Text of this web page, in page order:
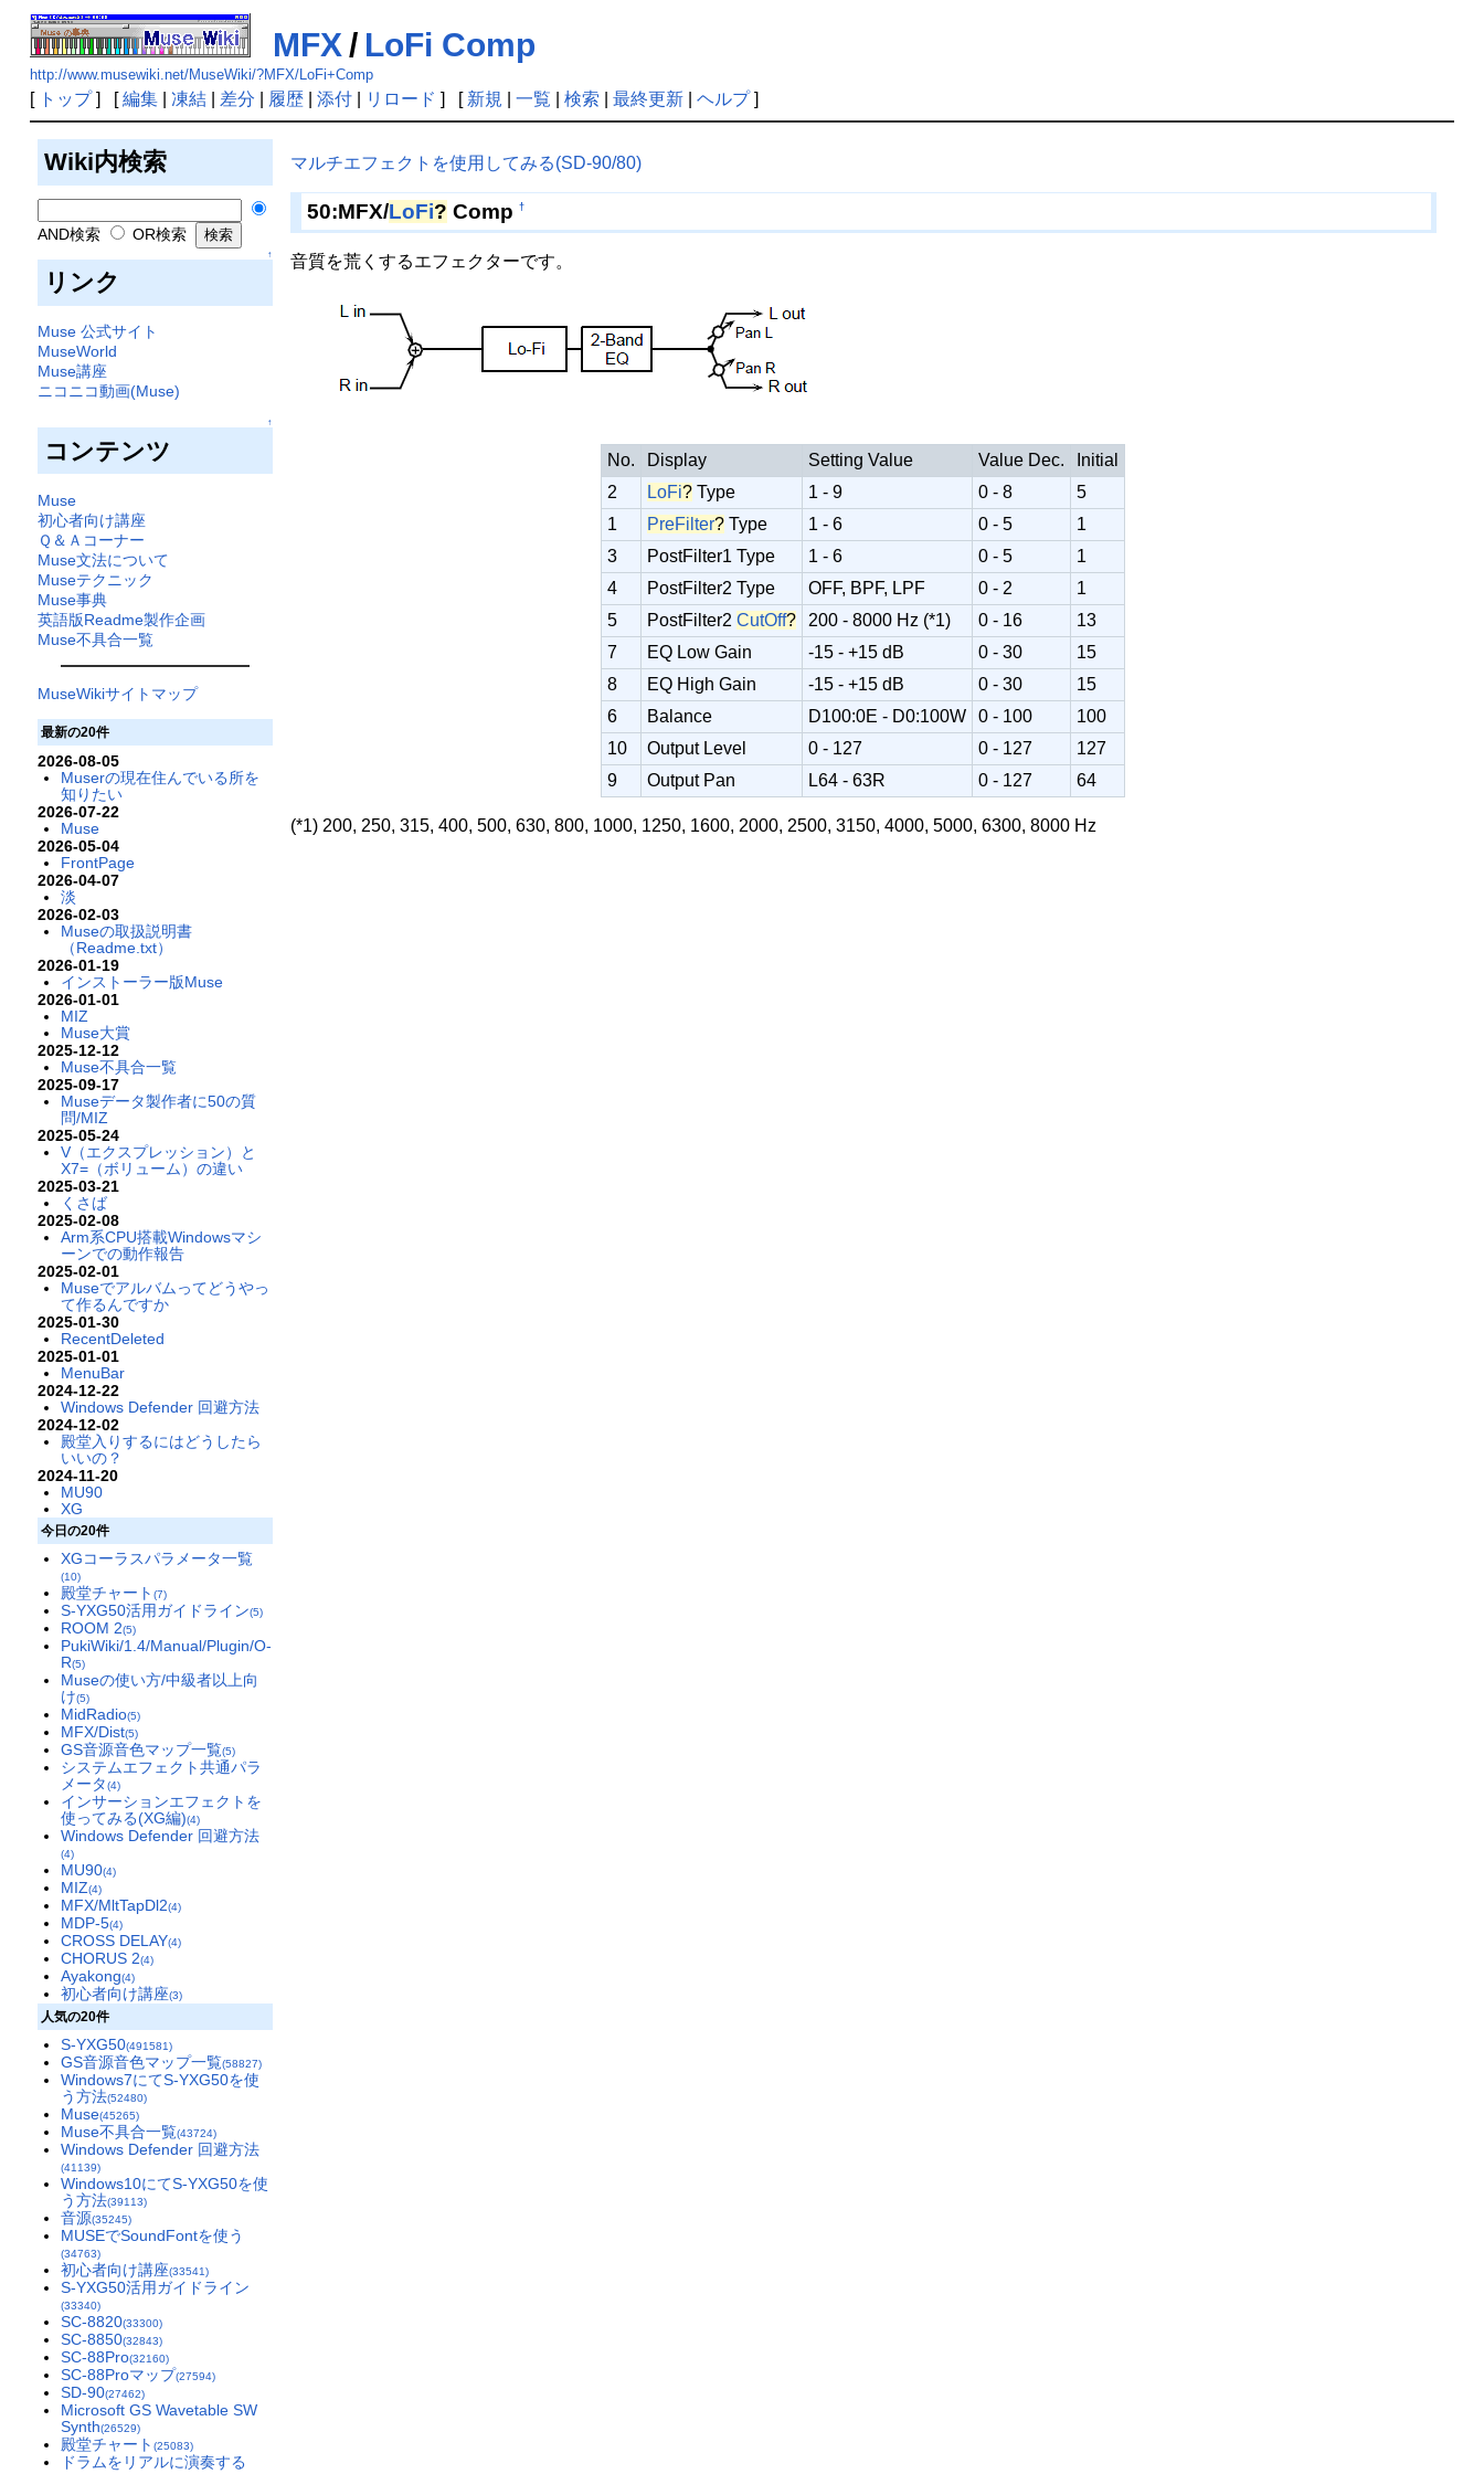
MFX / LoFi Comp
http://www.musewiki.net/MuseWiki/?MFX/LoFi+Comp
[ トップ] [編集| 凍結| 差分 履歴| 添付| リロード ] [ 新規 一覧 検索 最終更新| ヘルプ]
Wiki内検索
AND検索 OR検索
↑
リンク
Muse 公式サイト
MuseWorld
Muse講座
ニコニコ動画(Muse)
↑
コンテンツ
Muse
初心者向け講座
Ｑ＆Ａコーナー
Muse文法について
Museテクニック
Muse事典
英語版Readme製作企画
Muse不具合一覧
MuseWikiサイトマップ
最新の20件
2026-08-05
Muserの現在住んでいる所を
知りたい
2026-07-22
Muse
2026-05-04
FrontPage
2026-04-07
淡
2026-02-03
Museの取扱説明書
（Readme.txt）
2026-01-19
インストーラー版Muse
2026-01-01
MIZ
Muse大賞
2025-12-12
Muse不具合一覧
2025-09-17
Museデータ製作者に50の質
問/MIZ
2025-05-24
V（エクスプレッション）と
X7=（ボリューム）の違い
2025-03-21
くさば
2025-02-08
Arm系CPU搭載Windowsマシ
ーンでの動作報告
2025-02-01
Museでアルバムってどうやっ
て作るんですか
2025-01-30
RecentDeleted
2025-01-01
MenuBar
2024-12-22
Windows Defender 回避方法
2024-12-02
殿堂入りするにはどうしたら
いいの？
2024-11-20
MU90
XG
今日の20件
XGコーラスパラメータ一覧
(10)
殿堂チャート(7)
S-YXG50活用ガイドライン(5)
ROOM 2(5)
PukiWiki/1.4/Manual/Plugin/O-
R(5)
Museの使い方/中級者以上向
け(5)
MidRadio(5)
MFX/Dist(5)
GS音源音色マップ一覧(5)
システムエフェクト共通パラ
メータ(4)
インサーションエフェクトを
使ってみる(XG編)(4)
Windows Defender 回避方法
(4)
MU90(4)
MIZ(4)
MFX/MltTapDl2(4)
MDP-5(4)
CROSS DELAY(4)
CHORUS 2(4)
Ayakong(4)
初心者向け講座(3)
人気の20件
S-YXG50(491581)
GS音源音色マップ一覧(58827)
Windows7にてS-YXG50を使
う方法(52480)
Muse(45265)
Muse不具合一覧(43724)
Windows Defender 回避方法
(41139)
Windows10にてS-YXG50を使
う方法(39113)
音源(35245)
MUSEでSoundFontを使う
(34763)
初心者向け講座(33541)
S-YXG50活用ガイドライン
(33340)
SC-8820(33300)
SC-8850(32843)
SC-88Pro(32160)
SC-88Proマップ(27594)
SD-90(27462)
Microsoft GS Wavetable SW
Synth(26529)
殿堂チャート(25083)
ドラムをリアルに演奏する
マルチエフェクトを使用してみる(SD-90/80)
50:MFX/LoFi? Comp †
音質を荒くするエフェクターです。
No. Display Setting Value Value Dec.
Initial
2
LoFi? Type 1 - 9 0 - 8
5
1
PreFilter? Type 1 - 6 0 - 5
1
3
PostFilter1 Type 1 - 6 0 - 5
1
4
PostFilter2 Type OFF, BPF, LPF 0 - 2
1
5
PostFilter2CutOff? 200 - 8000 Hz (*1) 0 - 16
13
7
EQ Low Gain -15 - +15 dB 0 - 30
15
8
EQ High Gain -15 - +15 dB 0 - 30
15
6
Balance D100:0E - D0:100W 0 - 100
100
10
Output Level 0 - 127 0 - 127
127
9
Output Pan L64 - 63R 0 - 127 64
(*1) 200, 250, 315, 400, 500, 630, 800, 1000, 1250, 1600, 2000, 2500, 3150, 4000, 5000, 6300, 8000 Hz